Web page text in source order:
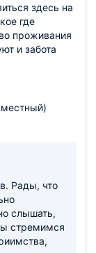
здесь на
где
проживания
и забота
Рады, что
слышать,
стремимся